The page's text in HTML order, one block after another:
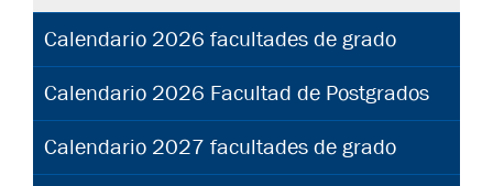
Calendario 2026 facultades de grado
Calendario 2026 Facultad de Postgrados
Calendario 2027 facultades de grado